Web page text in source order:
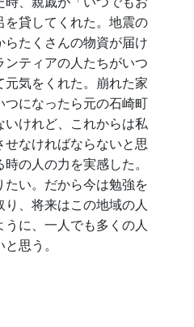
を貸してくれた。地震の
らたくさんの物資が届け
ンティアの人たちがいつ
元気をくれた。崩れた家
つになったら元の石崎町
いけれど、これからは私
せなければならないと思
の人の力を実感した。
たい。だから今は勉強を
り、将来はこの地域の人
に、一人でも多くの人
思う。